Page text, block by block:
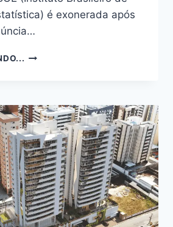
é exonerada após
SERVIDORA
NO
IBGE,
ANA
RAQUEL
GOMES
DA
SILVA,
É
EXONERADA
APÓS